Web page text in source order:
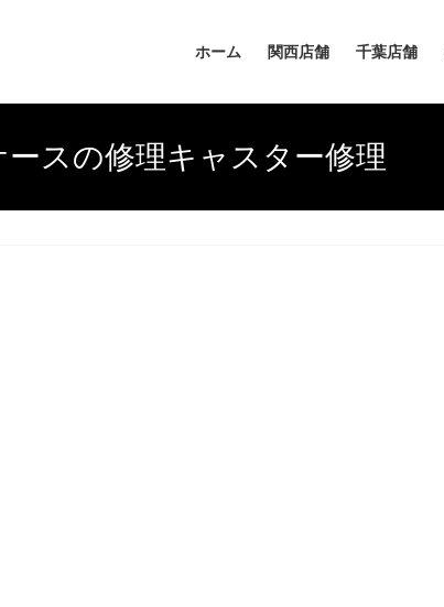
ホーム 関西店舗 千葉店舗
スの修理キャスター修理